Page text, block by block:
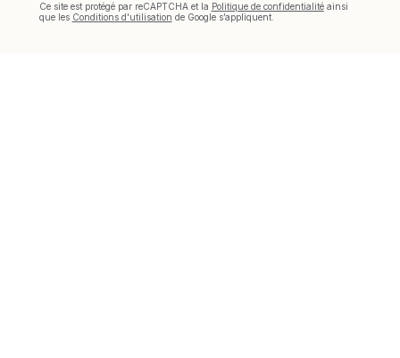
Ce site est protégé par reCAPTCHA et la Politique de confidentialitéainsi
que les Conditions d'utilisation de Google s’appliquent.